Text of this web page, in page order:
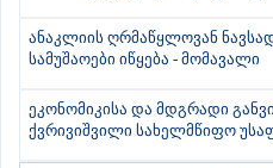
ანაკლიის ღრმაწყლოვან
სამუშაოები იწყება - მომავალი
ეკონომიკისა და მდგრადი
ქვრივიშვილი სახელმწიფო